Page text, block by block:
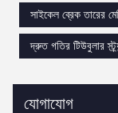
সাইকেল ব্রেক তারের
দ্রুত গতির টিউবুলার
যোগাযোগ